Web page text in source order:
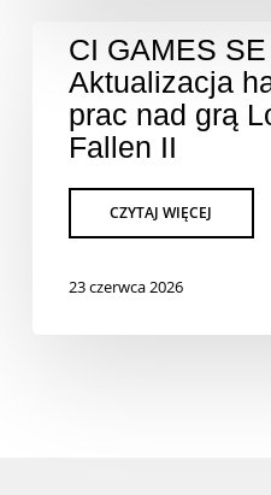
CI GAMES
Aktualizacja
prac nad grą
Fallen II
23 czerwca 2026